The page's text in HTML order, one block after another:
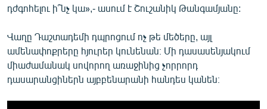
դժգոհելու ի՞նչ կա»,- ասում է Շուշանիկ Թանգամյանը:
Վաղը Դաշտադեմի դպրոցում ոչ թե մեծերը, այլ
ամենափոքրերը հյուրեր կունենան։ Մի դասասենյակում
միաժամանակ սովորող առաջինից չորրորդ
դասարանցիներն այբբենարանի հանդես կանեն։